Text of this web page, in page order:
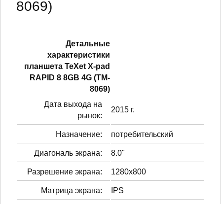
8069)
Детальные
характеристики
планшетa TeXet X-pad
RAPID 8 8GB 4G (TM-
8069)
Дата выхода на
рынок:
2015 г.
Назначение: потребительский
Диагональ экрана: 8.0"
Разрешение экрана: 1280x800
Матрица экрана: IPS